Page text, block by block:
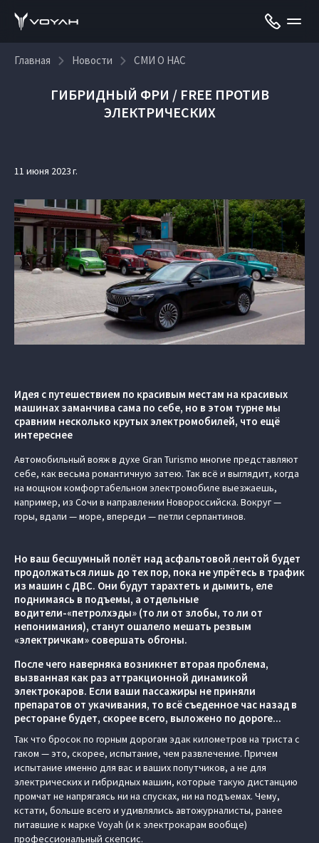
Главная Новости СМИ О НАС
ГИБРИДНЫЙ ФРИ / FREE ПРОТИВ
ЭЛЕКТРИЧЕСКИХ
11 июня 2023 г.
Идея с путешествием по красивым местам на красивых
машинах заманчива сама по себе, но в этом турне мы
сравним несколько крутых электромобилей, что ещё
интереснее
Автомобильный вояж в духе Gran Turismo многие представляют
себе, как весьма романтичную затею. Так всё и выглядит, когда
на мощном комфортабельном электромобиле выезжаешь,
например, из Сочи в направлении Новороссийска. Вокруг —
горы, вдали — море, впереди — петли серпантинов.
Но ваш бесшумный полёт над асфальтовой лентой будет
продолжаться лишь до тех пор, пока не упрётесь в трафик
из машин с ДВС. Они будут тарахтеть и дымить, еле
поднимаясь в подъемы, а отдельные
водители-«петролхэды» (то ли от злобы, то ли от
непонимания), станут ошалело мешать резвым
«электричкам» совершать обгоны.
После чего наверняка возникнет вторая проблема,
вызванная как раз аттракционной динамикой
электрокаров. Если ваши пассажиры не приняли
препаратов от укачивания, то всё съеденное час назад в
ресторане будет, скорее всего, выложено по дороге...
Так что бросок по горным дорогам эдак километров на триста с
гаком — это, скорее, испытание, чем развлечение. Причем
испытание именно для вас и ваших попутчиков, а не для
электрических и гибридных машин, которые такую дистанцию
промчат не напрягаясь ни на спусках, ни на подъемах. Чему,
кстати, больше всего и удивлялись автожурналисты, ранее
питавшие к марке Voyah (и к электрокарам вообще)
профессиональный скепсис.